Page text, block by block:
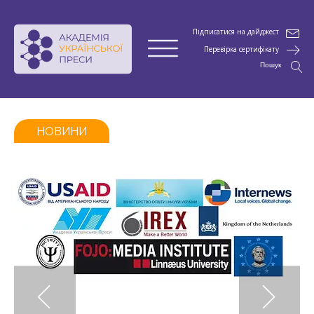
Підписатися на дайджест
Перевірка сертифікату
Пошук
НОВИНИ